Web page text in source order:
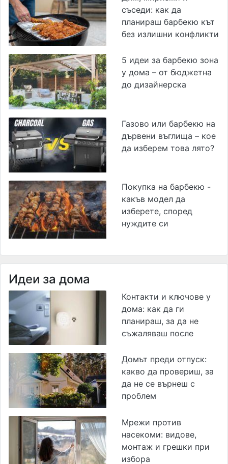
съседи: как да
планираш барбекю кът
без излишни конфликти
5 идеи за барбекю зона
у дома – от бюджетна
до дизайнерска
Газово или барбекю на
дървени въглища – кое
да изберем това лято?
Покупка на барбекю -
какъв модел да
изберете, според
нуждите си
Идеи за дома
Контакти и ключове у
дома: как да ги
планираш, за да не
съжаляваш после
Домът преди отпуск:
какво да провериш, за
да не се върнеш с
проблем
Мрежи против
насекоми: видове,
монтаж и грешки при
избора